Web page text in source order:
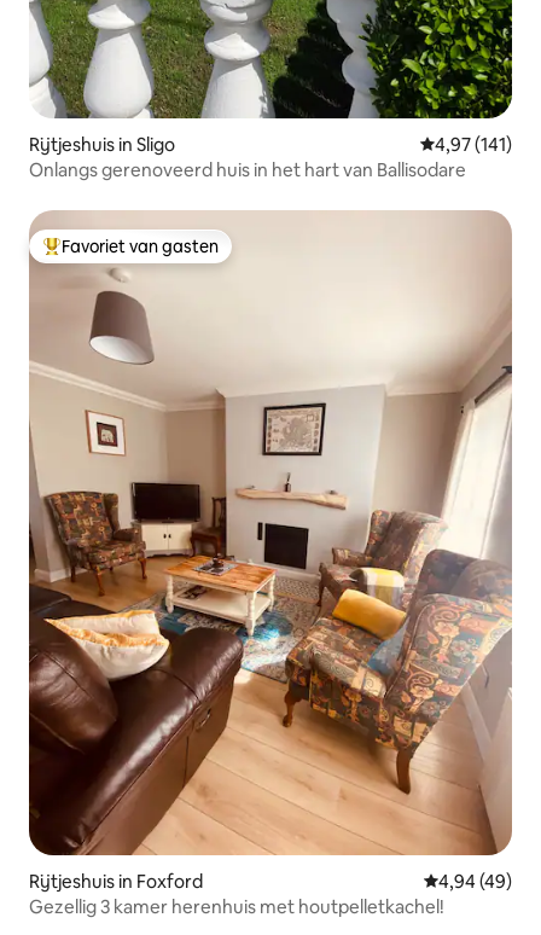
Rijtjeshuis in Sligo Gemiddelde
4,97 (141)
Onlangs gerenoveerd huis in het hart van Ballisodare
Topfavoriet van gasten
Favoriet van gasten
Rijtjeshuis in Foxford Gemiddelde
4,94 (49)
Gezellig 3 kamer herenhuis met houtpelletkachel!